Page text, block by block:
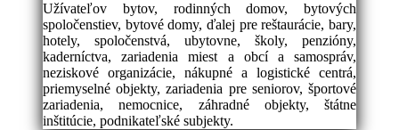
Užívateľov bytov, rodinných domov, bytových
spoločenstiev, bytové domy, ďalej pre reštaurácie, bary,
hotely, spoločenstvá, ubytovne, školy, penzióny,
kaderníctva, zariadenia miest a obcí a samospráv,
neziskové organizácie, nákupné a logistické centrá,
priemyselné objekty, zariadenia pre seniorov, športové
zariadenia, nemocnice, záhradné objekty, štátne
inštitúcie, podnikateľské subjekty.